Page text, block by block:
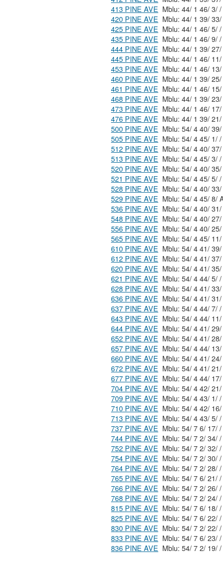
413 PINE AVE
Mblu: 44/ 1 46/ 3/ /
420 PINE AVE
425 PINE AVE
Mblu: 44/ 1 46/ 5/ /
435 PINE AVE
Mblu: 44/ 1 46/ 9/ /
444 PINE AVE
445 PINE AVE
453 PINE AVE
460 PINE AVE
461 PINE AVE
468 PINE AVE
473 PINE AVE
476 PINE AVE
500 PINE AVE
505 PINE AVE
Mblu: 54/ 4 45/ 1/ /
512 PINE AVE
513 PINE AVE
Mblu: 54/ 4 45/ 3/ /
520 PINE AVE
521 PINE AVE
Mblu: 54/ 4 45/ 5/ /
528 PINE AVE
529 PINE AVE
Mblu:
536 PINE AVE
548 PINE AVE
556 PINE AVE
565 PINE AVE
610 PINE AVE
612 PINE AVE
620 PINE AVE
621 PINE AVE
Mblu: 54/ 4 44/ 5/ /
628 PINE AVE
636 PINE AVE
637 PINE AVE
Mblu: 54/ 4 44/ 7/ /
643 PINE AVE
644 PINE AVE
652 PINE AVE
657 PINE AVE
660 PINE AVE
672 PINE AVE
677 PINE AVE
704 PINE AVE
709 PINE AVE
Mblu: 54/ 4 43/ 1/ /
710 PINE AVE
713 PINE AVE
Mblu: 54/ 4 43/ 5/ /
737 PINE AVE
Mblu: 54/ 7 6/ 17/ /
744 PINE AVE
Mblu: 54/ 7 2/ 34/ /
752 PINE AVE
Mblu: 54/ 7 2/ 32/ /
754 PINE AVE
Mblu: 54/ 7 2/ 30/ /
764 PINE AVE
Mblu: 54/ 7 2/ 28/ /
765 PINE AVE
Mblu: 54/ 7 6/ 21/ /
766 PINE AVE
Mblu: 54/ 7 2/ 26/ /
768 PINE AVE
Mblu: 54/ 7 2/ 24/ /
815 PINE AVE
Mblu: 54/ 7 6/ 18/ /
825 PINE AVE
Mblu: 54/ 7 6/ 22/ /
830 PINE AVE
Mblu: 54/ 7 2/ 22/ /
833 PINE AVE
Mblu: 54/ 7 6/ 23/ /
836 PINE AVE
Mblu: 54/ 7 2/ 19/ /